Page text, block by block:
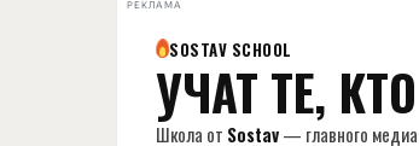
РЕКЛАМА